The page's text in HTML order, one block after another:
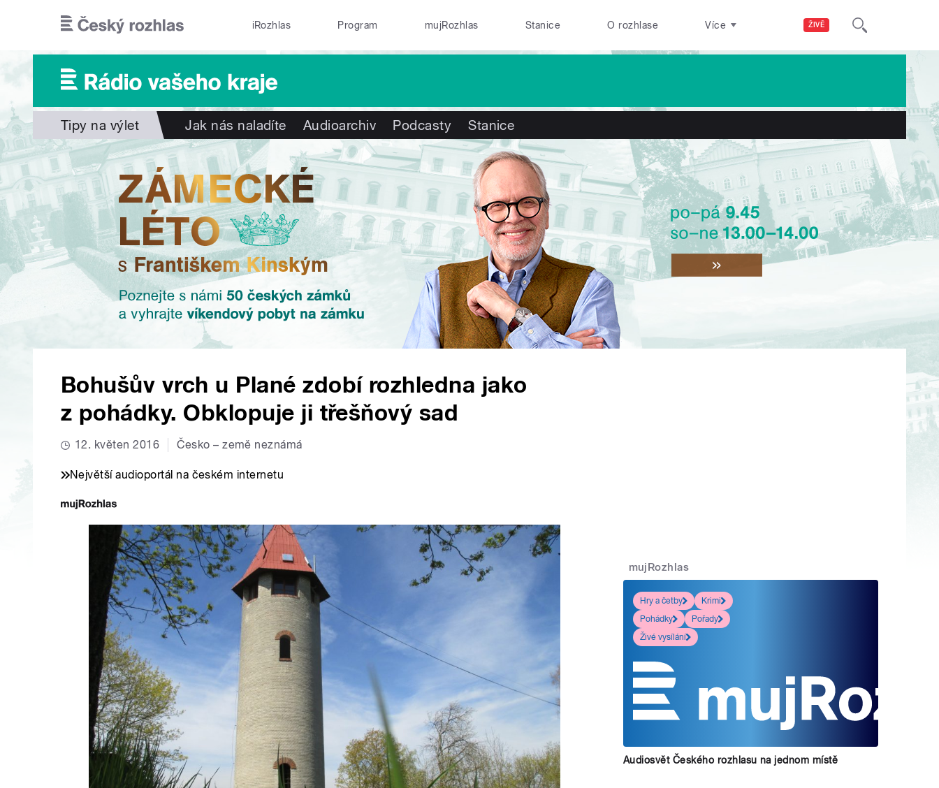
ŽIVĚ
iRozhlas Program mujRozhlas Stanice O rozhlase Více
Tipy na výlet Jak nás naladíte Audioarchiv Podcasty Stanice
Bohušův vrch u Plané zdobí rozhledna jako
z pohádky. Obklopuje ji třešňový sad
12. květen 2016 Česko – země neznámá
Největší audioportál na českém internetu
mujRozhlas
Hry a četby
Krimi
Pohádky
Pořady
Živé vysílání
Audiosvět Českého rozhlasu na jednom místě